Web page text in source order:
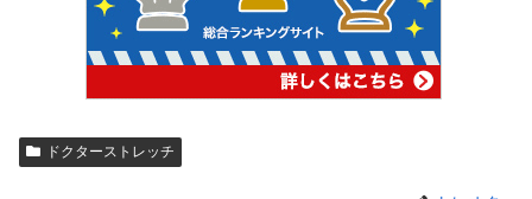
ドクターストレッチ